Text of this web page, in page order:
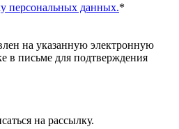
персональных данных.*
на указанную электронную
в письме для подтверждения
на рассылку.